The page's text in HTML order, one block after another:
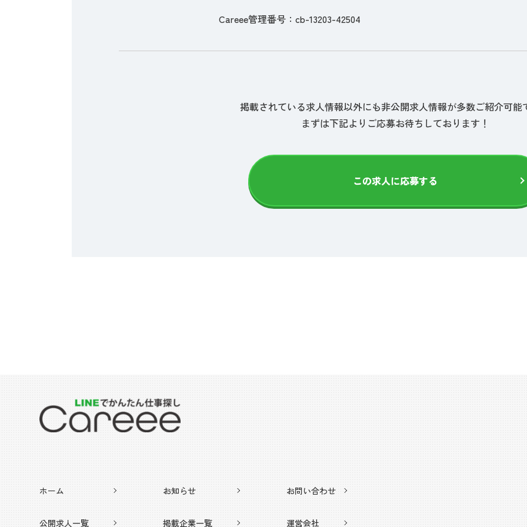
Careee管理番号：cb-13203-42504
掲載されている求人情報以外にも非公開求人情報が多数ご紹介可能
まずは下記よりご応募お待ちしております！
この求人に応募する
ホーム
公開求人一覧
お知らせ
掲載企業一覧
お問い合わせ
運営会社